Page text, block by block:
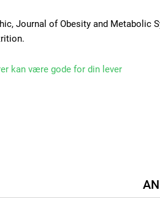
Journal of Obesity and Metabolic
kan være gode for din lever